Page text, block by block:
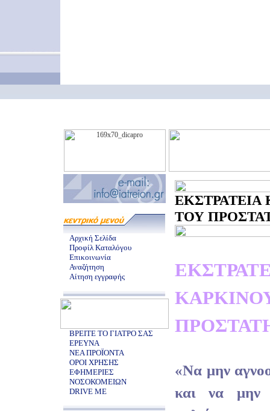
Αρχική Σελίδα
Προφίλ Καταλόγου
Επικοινωνία
Αναζήτηση
Αίτηση εγγραφής
ΒΡΕΙΤΕ ΤΟ ΓΙΑΤΡΟ ΣΑΣ
ΕΡΕΥΝΑ
ΝΕΑ ΠΡΟΪΟΝΤΑ
ΟΡΟΙ ΧΡΗΣΗΣ
ΕΦΗΜΕΡΙΕΣ
ΝΟΣΟΚΟΜΕΙΩΝ
DRIVE ME
ΤΟΥ
«Να μην
και να μην